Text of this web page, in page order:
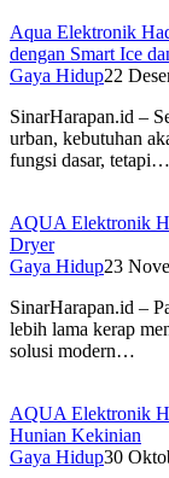
Aqua Elektronik
dengan Smart Ice
Gaya Hidup22
SinarHarapan.id –
urban, kebutuhan
fungsi dasar, tetapi…
AQUA Elektronik
Dryer
Gaya Hidup23
SinarHarapan.id –
lebih lama kerap
solusi modern…
AQUA Elektronik
Hunian Kekinian
Gaya Hidup30